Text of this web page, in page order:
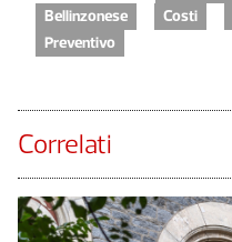
Bellinzonese
Costi
Preventivo
Correlati